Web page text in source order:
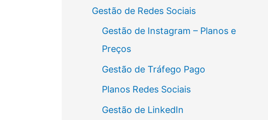
Gestão de Redes Sociais
Gestão de Instagram – Planos e
Preços
Gestão de Tráfego Pago
Planos Redes Sociais
Gestão de LinkedIn